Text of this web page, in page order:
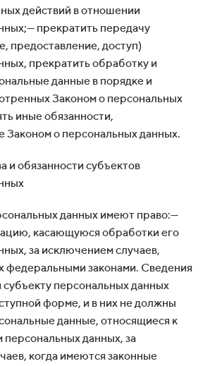
действий в отношении
прекратить передачу
предоставление, доступ)
прекратить обработку и
данные в порядке и
Законом о персональных
иные обязанности,
Законом о персональных данных.
и обязанности субъектов
данных имеют право:—
касающуюся обработки его
за исключением случаев,
федеральными законами. Сведения
персональных данных
форме, и в них не должны
данные, относящиеся к
персональных данных, за
когда имеются законные